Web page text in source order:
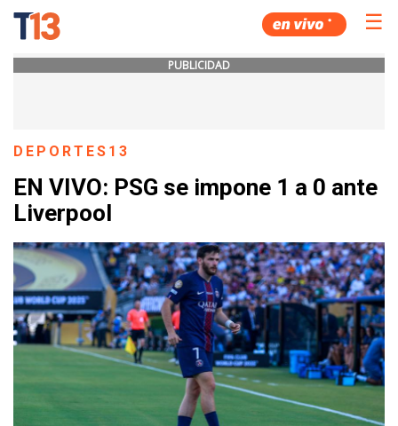
☰
PUBLICIDAD
DEPORTES13
EN VIVO: PSG se impone 1 a 0 ante
Liverpool